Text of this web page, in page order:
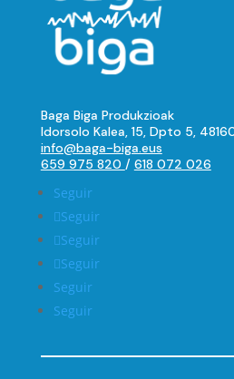
Baga Biga Produkzioak
Idorsolo Kalea, 15, Dpto 5,
info@baga-biga.eus
659 975 820 / 618 072 026
Seguir
Seguir
Seguir
Seguir
Seguir
Seguir